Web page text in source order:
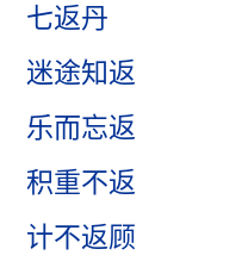
七返丹
迷途知返
乐而忘返
积重不返
计不返顾